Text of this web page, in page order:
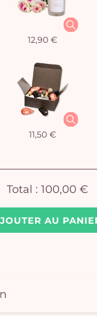
AU
12,90 €
11,50 €
Total : 100,00 €